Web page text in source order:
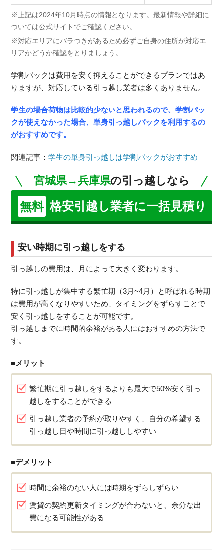
※上記は2024年10月時点の情報となります。最新情報や詳細に
ついては公式サイトでご確認ください。
※対応エリアにバラつきがあるため必ずご自身の住所が対応エ
リアかどうか確認をとりましょう。
学割パックは費用を安く抑えることができるプランではあ
りますが、対応している引っ越し業者は多くありません。
学生の場合荷物は比較的少ないと思われるので、学割パッ
クが使えなかった場合、単身引っ越しパックを利用するの
がおすすめです。
関連記事：学生の単身引っ越しは学割パックがおすすめ
宮城県→兵庫県の引っ越しなら
無料 格安引越し業者に一括見積り
安い時期に引っ越しをする
引っ越しの費用は、月によって大きく変わります。
特に引っ越しが集中する繁忙期（3月~4月）と呼ばれる時期
は費用が高くなりやすいため、タイミングをずらすことで
安く引っ越しをすることが可能です。
引っ越しまでに時間的余裕がある人にはおすすめの方法で
す。
■メリット
繁忙期に引っ越しをするよりも最大で50%安く引っ
越しをすることができる
引っ越し業者の予約が取りやすく、自分の希望する
引っ越し日や時間に引っ越ししやすい
■デメリット
時間に余裕のない人には時期をずらしずらい
賃貸の契約更新タイミングが合わないと、余分な出
費になる可能性がある